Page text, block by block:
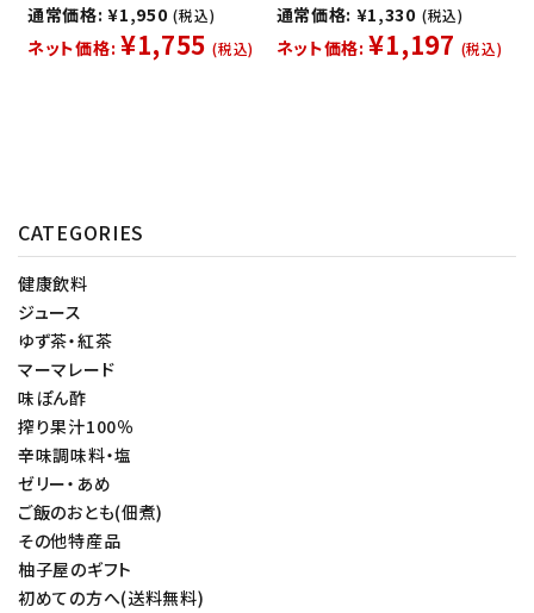
通常価格: ¥1,950 (税込)
ネット価格: ¥1,755 (税込)
通常価格: ¥1,330 (税込)
ネット価格: ¥1,197 (税込)
CATEGORIES
健康飲料
ジュース
ゆず茶・紅茶
マーマレード
味ぽん酢
搾り果汁100％
辛味調味料・塩
ゼリー・あめ
ご飯のおとも(佃煮)
その他特産品
柚子屋のギフト
初めての方へ(送料無料)